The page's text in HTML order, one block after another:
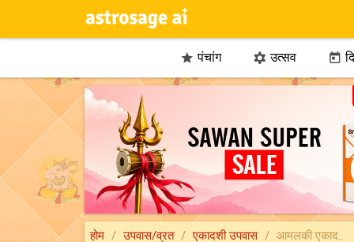
 पंचांग  उत्सव 
होम उपवास/व्रत एकादशी उपवास आमलकी एकाद..